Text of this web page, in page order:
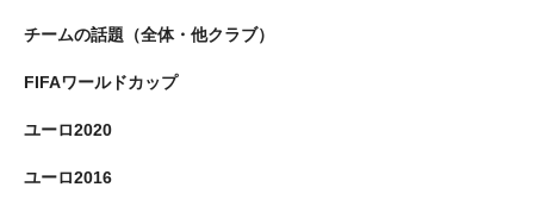
チームの話題（全体・他クラブ）
FIFAワールドカップ
ユーロ2020
ユーロ2016